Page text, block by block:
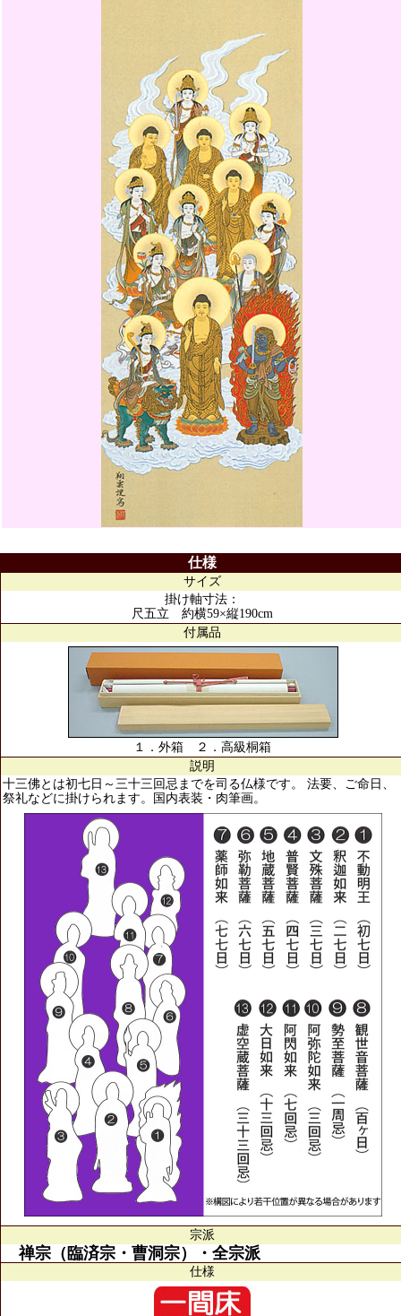
仕様
サイズ
掛け軸寸法：
尺五立 約横59×縦190cm
付属品
１．外箱 ２．高級桐箱
説明
十三佛とは初七日～三十三回忌までを司る仏様です。 法要、ご命日、
祭礼などに掛けられます。国内表装・肉筆画。
宗派
禅宗（臨済宗・曹洞宗）・全宗派
仕様